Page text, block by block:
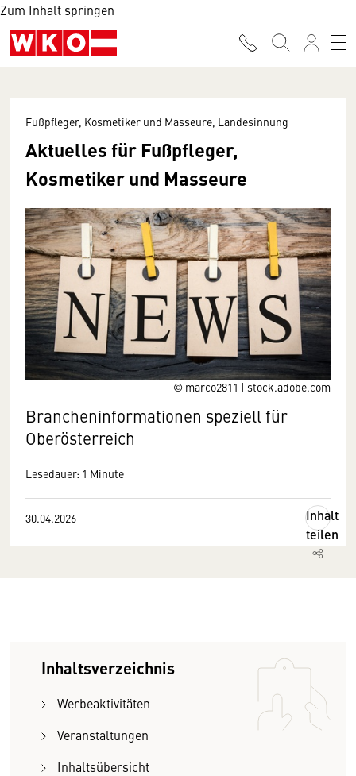
Zum Inhalt springen
© marco2811 | stock.adobe.com
Fußpfleger, Kosmetiker und Masseure, Landesinnung
Aktuelles für Fußpfleger,
Kosmetiker und Masseure
Brancheninformationen speziell für
Oberösterreich
Lesedauer: 1 Minute
30.04.2026
Inhalt
teilen
Inhaltsverzeichnis
Werbeaktivitäten
Veranstaltungen
Inhaltsübersicht